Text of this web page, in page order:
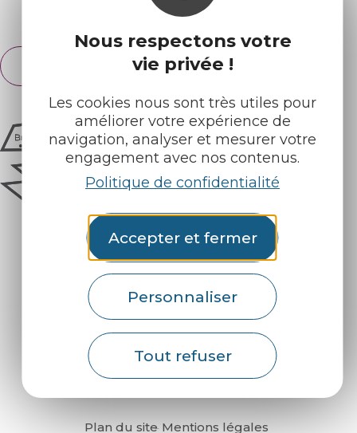
Nous respectons votre
vie privée !
Les cookies nous sont très utiles pour
améliorer votre expérience de
navigation, analyser et mesurer votre
engagement avec nos contenus.
Politique de confidentialité
Accepter et fermer
Personnaliser
Tout refuser
Espace pro Partenaires
Plan du site Mentions légales